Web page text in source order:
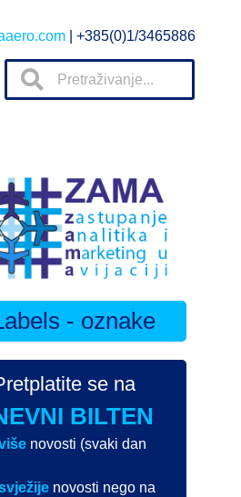
| +385(0)1/3465886
- oznake
se na
BILTEN
novosti (svaki dan
novosti nego na